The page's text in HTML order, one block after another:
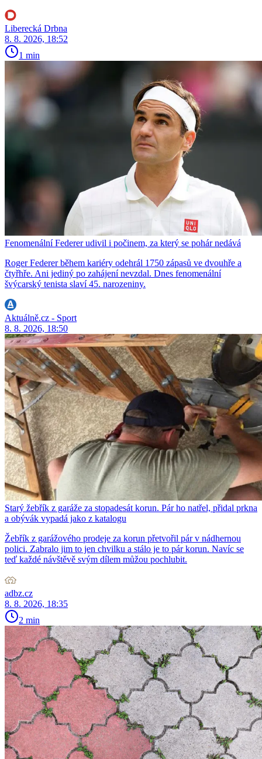
Liberecká Drbna
8. 8. 2026, 18:52
1 min
Fenomenální Federer udivil i počinem, za který se pohár nedává
Roger Federer během kariéry odehrál 1750 zápasů ve dvouhře a
čtyřhře. Ani jediný po zahájení nevzdal. Dnes fenomenální
švýcarský tenista slaví 45. narozeniny.
Aktuálně.cz - Sport
8. 8. 2026, 18:50
Starý žebřík z garáže za stopadesát korun. Pár ho natřel, přidal prkna
a obývák vypadá jako z katalogu
Žebřík z garážového prodeje za korun přetvořil pár v nádhernou
polici. Zabralo jim to jen chvilku a stálo je to pár korun. Navíc se
teď každé návštěvě svým dílem můžou pochlubit.
adbz.cz
8. 8. 2026, 18:35
2 min